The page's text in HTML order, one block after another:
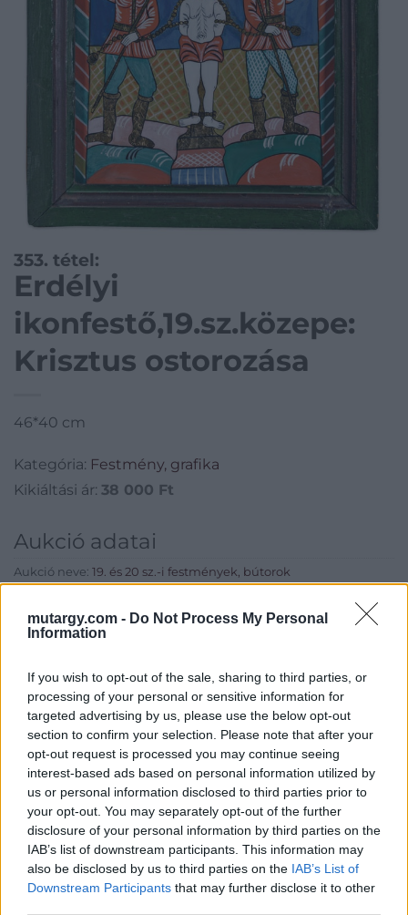
mutargy.com - Do Not Process My Personal
Information
If you wish to opt-out of the sale, sharing to third parties, or
processing of your personal or sensitive information for
targeted advertising by us, please use the below opt-out
section to confirm your selection. Please note that after your
opt-out request is processed you may continue seeing
interest-based ads based on personal information utilized by
us or personal information disclosed to third parties prior to
your opt-out. You may separately opt-out of the further
disclosure of your personal information by third parties on the
IAB’s list of downstream participants. This information may
also be disclosed by us to third parties on the IAB’s List of
Downstream Participants that may further disclose it to other
353. tétel:
Erdélyi
ikonfestő,19.sz.közepe:
Krisztus ostorozása
46*40 cm
Kategória: Festmény, grafika
Kikiáltási ár: 38 000 Ft
Aukció adatai
Aukció neve: 19. és 20 sz.-i festmények, bútorok
Aukció ideje: 17:00
Tételszám: 353
Eladó adatai
Eladó:Nagyházi Galéria és
Aukciósház
Cím: Müller Márta
Nagyházi Galéria és Aukciósház
Kft.
1055 Budapest, Balaton utca 8.